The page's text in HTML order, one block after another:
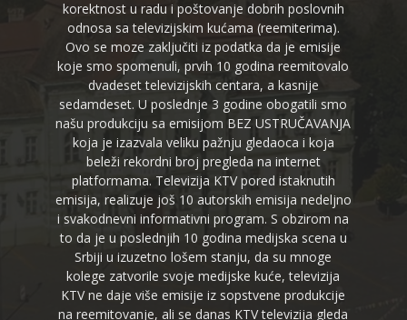
korektnost u radu i poštovanje dobrih poslovnih
odnosa sa televizijskim kućama (reemiterima).
Ovo se moze zaključiti iz podatka da je emisije
koje smo spomenuli, prvih 10 godina reemitovalo
dvadeset televizijskih centara, a kasnije
sedamdeset. U poslednje 3 godine obogatili smo
našu produkciju sa emisijom BEZ USTRUČAVANJA
koja je izazvala veliku pažnju gledaoca i koja
beleži rekordni broj pregleda na internet
platformama. Televizija KTV pored istaknutih
emisija, realizuje još 10 autorskih emisija nedeljno
i svakodnevni informativni program. S obzirom na
to da je u poslednjih 10 godina medijska scena u
Srbiji u izuzetno lošem stanju, da su mnoge
kolege zatvorile svoje medijske kuće, televizija
KTV ne daje više emisije iz sopstvene produkcije
na reemitovanje, ali se danas KTV televizija gleda